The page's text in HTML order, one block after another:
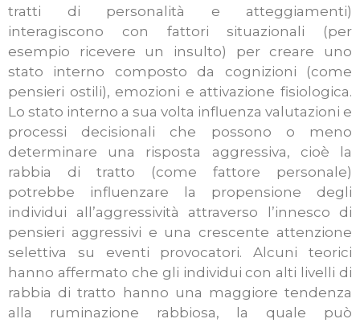
tratti di personalità e atteggiamenti)
interagiscono con fattori situazionali (per
esempio ricevere un insulto) per creare uno
stato interno composto da cognizioni (come
pensieri ostili), emozioni e attivazione fisiologica.
Lo stato interno a sua volta influenza valutazioni e
processi decisionali che possono o meno
determinare una risposta aggressiva, cioè la
rabbia di tratto (come fattore personale)
potrebbe influenzare la propensione degli
individui all’aggressività attraverso l’innesco di
pensieri aggressivi e una crescente attenzione
selettiva su eventi provocatori. Alcuni teorici
hanno affermato che gli individui con alti livelli di
rabbia di tratto hanno una maggiore tendenza
alla ruminazione rabbiosa, la quale può